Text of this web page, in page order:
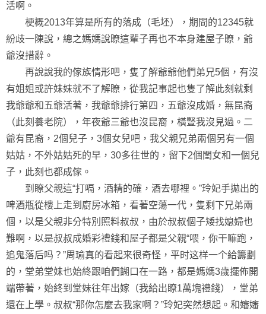
活啊。
梗概2013年算是所有的落成（毛坯），期間的12345就
紛歧一陳說，總之媽媽說瞭這輩子再也不本身建屋子瞭，爺
爺沒措辭。
再說說我的傢族情形吧，隻了解爺爺他們弟兄5個，有沒
有姐姐或許妹妹就不了解瞭，從我記事起也隻了解此刻就剩
我爺爺和五爺活著，我爺爺排行第四，五爺沒成婚，無昆裔
（此刻養老院），年夜爺三爺也沒昆裔，橫豎我沒見過。二
爺有昆裔，2個兒子，3個女兒吧，我父親兄弟兩個另有一個
姑姑，不外姑姑死的早，30多往世的，留下2個閨女和一個兒
子，此刻也都成傢。
到瞭父親這“打嗝，酒精的確，酒去哪裡。”玲妃手拋出的
啤酒瓶從樓上走到廚房冰箱，看著空蕩一代，隻剩下兄弟兩
個，以是父親非分特別照料叔叔，由於叔叔個子矮找媳婦也
難啊，以是叔叔成婚彩禮錢和屋子都是父親“喂，你干嘛跑，
追鬼落后吗？”周瑜真的看起来很奇怪，平时这样一个給籌劃
的，堂弟堂妹也始終跟咱們餬口在一路，都是媽媽3歲擺佈開
端帶著，始終到堂妹往年出嫁（我給出瞭1萬塊禮錢），堂弟
還在上學。叔叔“那你怎麼去我家啊？”玲妃突然想起。和嬸嬸